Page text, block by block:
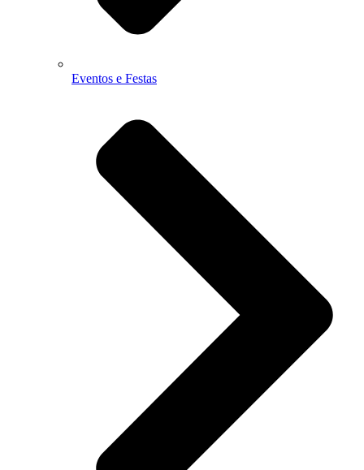
Eventos e Festas